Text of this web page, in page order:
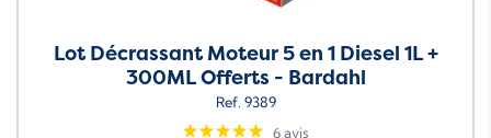
Lot Décrassant Moteur 5 en 1 Diesel 1L +
300ML Offerts - Bardahl
Ref. 9389
6 avis